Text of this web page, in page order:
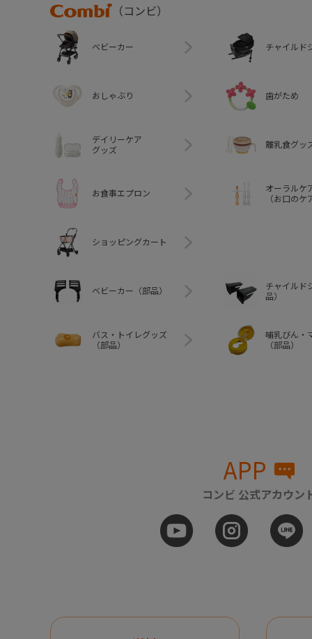
Combi
（コンビ）
ベビーカー チャイルド
おしゃぶり 歯がため
デイリーケア
グッズ
離乳食グッ
お食事エプロン
オーラルケ
（お口のケ
ショッピングカート
ベビーカー（部品）
チャイルド
品）
バス・トイレグッズ
（部品）
哺乳びん・
（部品）
APP
コンビ 公式アカウン